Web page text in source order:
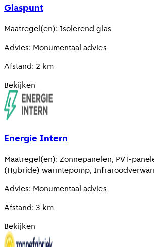
Glaspunt
Maatregel(en): Isolerend glas
Advies: Monumentaal advies
Afstand: 2 km
Bekijken
Energie Intern
Maatregel(en): Zonnepanelen, PVT-
(Hybride) warmtepomp,
Advies: Monumentaal advies
Afstand: 3 km
Bekijken